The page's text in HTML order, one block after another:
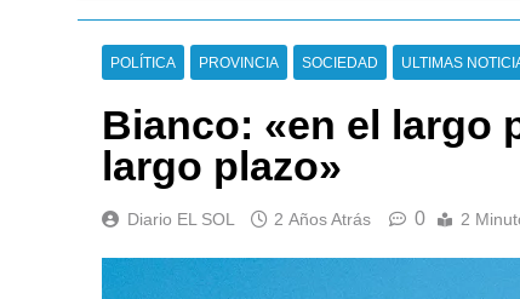
POLÍTICA PROVINCIA SOCIEDAD ULTIMAS
Bianco: «en el largo
largo plazo»
Diario EL SOL 2 Años Atrás 0 2